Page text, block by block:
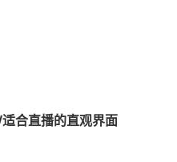
合直播的直观界面